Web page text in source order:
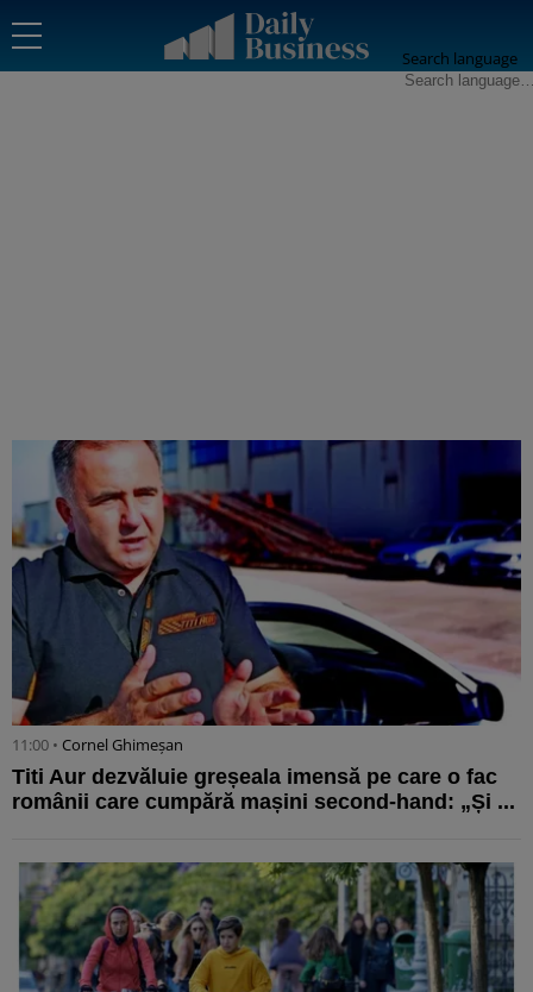
Search language
11:00 • Cornel Ghimeșan
Titi Aur dezvăluie greșeala imensă pe care o fac
românii care cumpără mașini second-hand: „Și ...